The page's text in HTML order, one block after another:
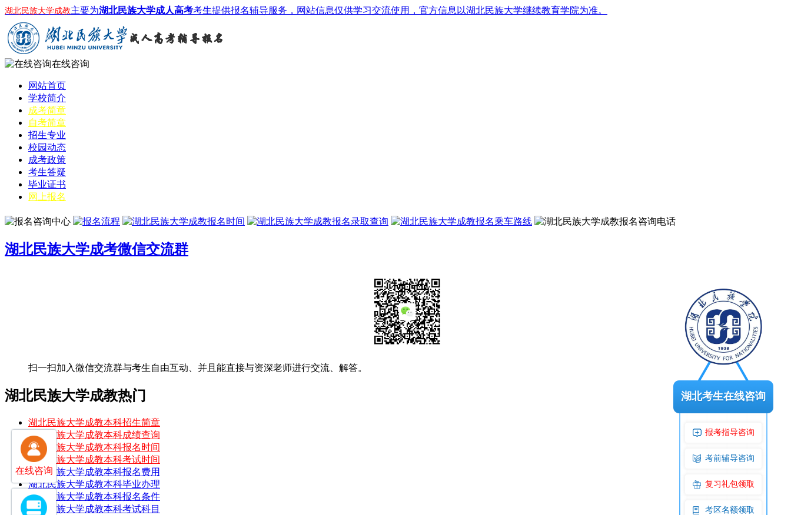
湖北民族大学成教主要为湖北民族大学成人高考考生提供报名辅导服务，网站信息仅供学习交流使用，官方信息以湖北民族大学继续教育学院为准。
在线咨询
网站首页
学校简介
成考简章
自考简章
招生专业
校园动态
成考政策
考生答疑
毕业证书
网上报名
湖北民族大学成考微信交流群
扫一扫加入微信交流群与考生自由互动、并且能直接与资深老师进行交流、解答。
湖北民族大学成教热门
湖北民族大学成教本科招生简章
湖北民族大学成教本科成绩查询
湖北民族大学成教本科报名时间
湖北民族大学成教本科考试时间
湖北民族大学成教本科报名费用
湖北民族大学成教本科毕业办理
湖北民族大学成教本科报名条件
湖北民族大学成教本科考试科目
在线咨询
湖北考生在线咨询
报考指导咨询
考前辅导咨询
复习礼包领取
考区名额领取